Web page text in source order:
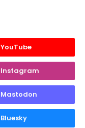
YouTube
Instagram
Mastodon
Bluesky